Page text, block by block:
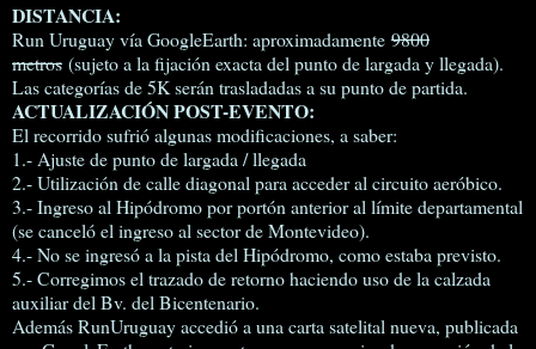
DISTANCIA:
Run Uruguay vía GoogleEarth: aproximadamente 9800
metros (sujeto a la fijación exacta del punto de largada y llegada).
Las categorías de 5K serán trasladadas a su punto de partida.
ACTUALIZACIÓN POST-EVENTO:
El recorrido sufrió algunas modificaciones, a saber:
1.- Ajuste de punto de largada / llegada
2.- Utilización de calle diagonal para acceder al circuito aeróbico.
3.- Ingreso al Hipódromo por portón anterior al límite departamental
(se canceló el ingreso al sector de Montevideo).
4.- No se ingresó a la pista del Hipódromo, como estaba previsto.
5.- Corregimos el trazado de retorno haciendo uso de la calzada
auxiliar del Bv. del Bicentenario.
Además RunUruguay accedió a una carta satelital nueva, publicada